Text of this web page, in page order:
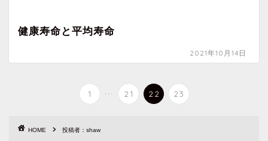
健康寿命と平均寿命
2021年10月14日
1 ... 21 22 23
HOME 投稿者：shaw